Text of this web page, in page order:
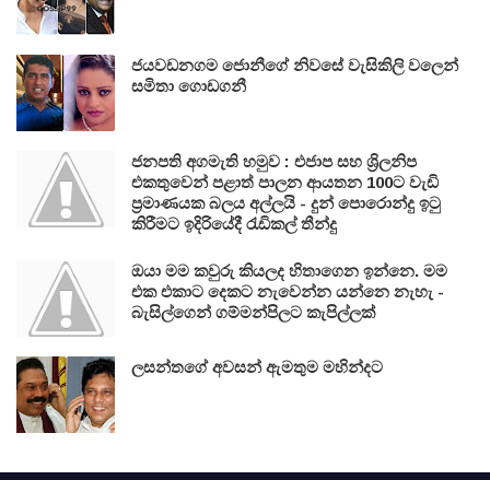
ජයවඩනගම ජොනීගේ නිවසේ වැසිකිලි වලෙන්
සමිතා ගොඩගනී
ජනපති අගමැති හමුව : එජාප සහ ශ්‍රිලනිප
එකතුවෙන් පළාත් පාලන ආයතන 100ට වැඩි
ප්‍රමාණයක බලය අල්ලයි - දුන් පොරොන්දු ඉටු
කිරීමට ඉදිරියේදී රැඩිකල් තීන්දු
ඔයා මම කවුරු කියලද හිතාගෙන ඉන්නෙ. මම
එක එකාට දෙකට නැවෙන්න යන්නෙ නැහැ -
බැසිල්ගෙන් ගම්මන්පිලට කැපිල්ලක්
ලසන්තගේ අවසන් ඇමතුම මහින්දට